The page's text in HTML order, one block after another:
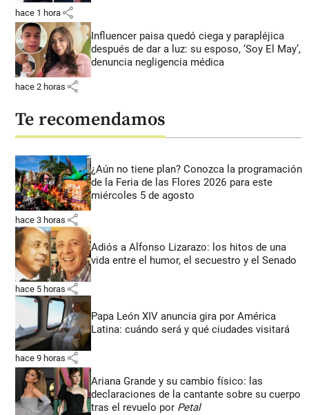
hace 1 hora share
Influencer paisa quedó ciega y parapléjica
después de dar a luz: su esposo, ‘Soy El May’,
denuncia negligencia médica
hace 2 horas share
Te recomendamos
¿Aún no tiene plan? Conozca la programación
de la Feria de las Flores 2026 para este
miércoles 5 de agosto
hace 3 horas share
Adiós a Alfonso Lizarazo: los hitos de una
vida entre el humor, el secuestro y el Senado
hace 5 horas share
Papa León XIV anuncia gira por América
Latina: cuándo será y qué ciudades visitará
hace 9 horas share
Ariana Grande y su cambio físico: las
declaraciones de la cantante sobre su cuerpo
tras el revuelo por Petal